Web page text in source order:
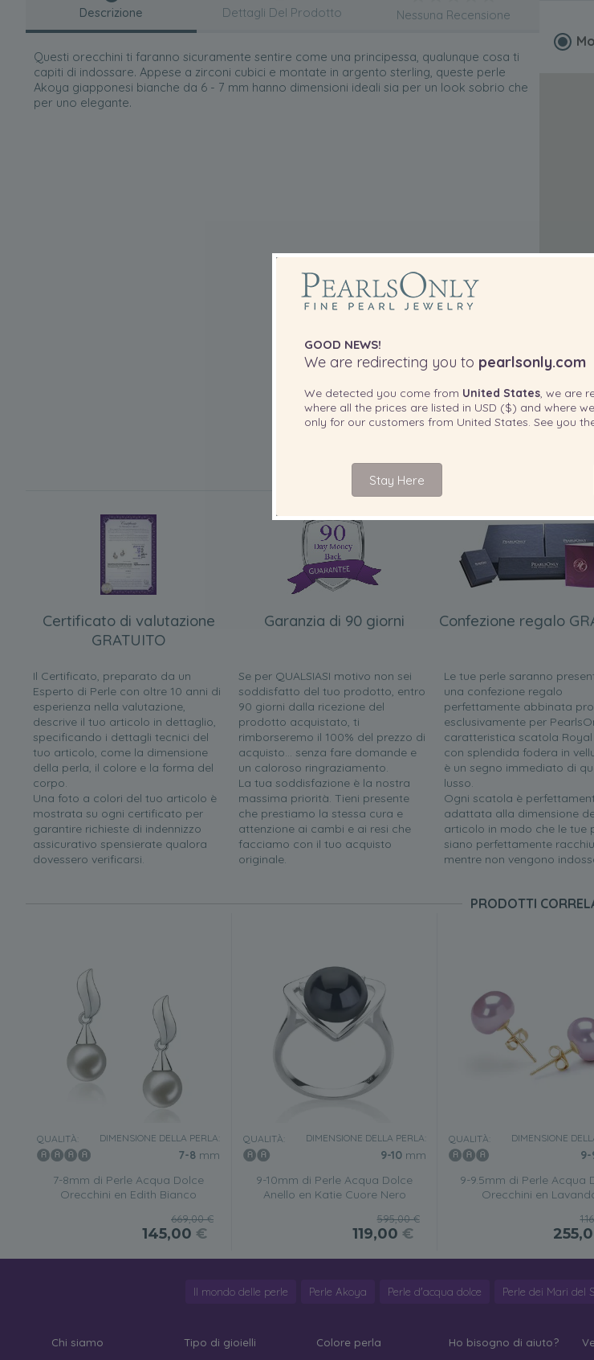
Descrizione
Questi orecchini ti faranno sicuramente sentire come una principessa, qualunque cosa ti
capiti di indossare. Appese a zirconi cubici e montate in argento sterling, queste perle
Akoya giapponesi bianche da 6 - 7 mm hanno dimensioni ideali sia per un look sobrio che
per uno elegante.
Dettagli Del Prodotto Nessuna Recensione
INCLUSO CON IL
Certificato di valutazione
GRATUITO
Il Certificato, preparato da un
Esperto di Perle con oltre 10 anni di
esperienza nella valutazione,
descrive il tuo articolo in dettaglio,
specificando i dettagli tecnici del
tuo articolo, come la dimensione
della perla, il colore e la forma del
corpo.
Una foto a colori del tuo articolo è
mostrata su ogni certificato per
garantire richieste di indennizzo
assicurativo spensierate qualora
dovessero verificarsi.
Garanzia di 90 giorni
Se per QUALSIASI motivo non sei
soddisfatto del tuo prodotto, entro
90 giorni dalla ricezione del
prodotto acquistato, ti
rimborseremo il 100% del prezzo di
acquisto... senza fare domande e
un caloroso ringraziamento.
La tua soddisfazione è la nostra
massima priorità. Tieni presente
che prestiamo la stessa cura e
attenzione ai cambi e ai resi che
facciamo con il tuo acquisto
originale.
Confezione regalo
Le tue perle saranno
una confezione regalo
perfettamente abbinata
esclusivamente per
caratteristica scatola
con splendida fodera in
è un segno immediato di
lusso.
Ogni scatola è
adattata alla dimensione
articolo in modo che le tue
siano perfettamente
mentre non vengono
PRODOTTI
QUALITÀ: DIMENSIONE DELLA PERLA:
7-8 mm
7-8mm di Perle Acqua Dolce
Orecchini en Edith Bianco
669,00 €
145,00 €
QUALITÀ: DIMENSIONE DELLA PERLA:
9-10mm
9-10mm di Perle Acqua Dolce
Anello en Katie Cuore Nero
595,00 €
119,00 €
QUALITÀ: DIMENSIONE
9-
9-9.5mm di Perle Acqua
Orecchini en
Il mondo delle perle Perle Akoya Perle d'acqua dolce Perle dei Mari del
Chi siamo Tipo di gioielli Colore perla Ho bisogno di aiuto?
GOOD NEWS!
We are redirecting you to pearlsonly.com
We detected you come from United States, we are
where all the prices are listed in USD ($) and where
only for our customers from United States. See you
Stay Here